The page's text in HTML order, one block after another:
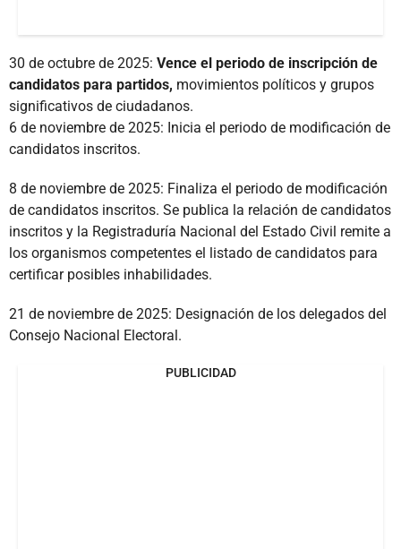
30 de octubre de 2025: Vence el periodo de inscripción de
candidatos para partidos, movimientos políticos y grupos
significativos de ciudadanos.
6 de noviembre de 2025: Inicia el periodo de modificación de
candidatos inscritos.
8 de noviembre de 2025: Finaliza el periodo de modificación
de candidatos inscritos. Se publica la relación de candidatos
inscritos y la Registraduría Nacional del Estado Civil remite a
los organismos competentes el listado de candidatos para
certificar posibles inhabilidades.
21 de noviembre de 2025: Designación de los delegados del
Consejo Nacional Electoral.
PUBLICIDAD